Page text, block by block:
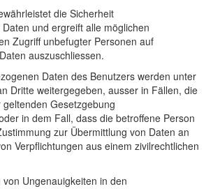
die Sicherheit
und ergreift alle möglichen
Zugriff unbefugter Personen auf
auszuschliessen.
Daten des Benutzers werden unter
Dritte weitergegeben, ausser in Fällen, die
Gesetzgebung
in dem Fall, dass die betroffene Person
zur Übermittlung von Daten an
Verpflichtungen aus einem zivilrechtlichen
Ungenauigkeiten in den